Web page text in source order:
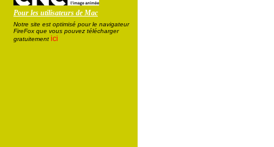
Pour les utilisateurs de Mac
Notre site est optimisé pour le navigateur
FireFox que vous pouvez télécharger
gratuitement ici